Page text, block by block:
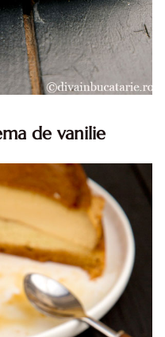
de vanilie
crema vanilie. Reteta